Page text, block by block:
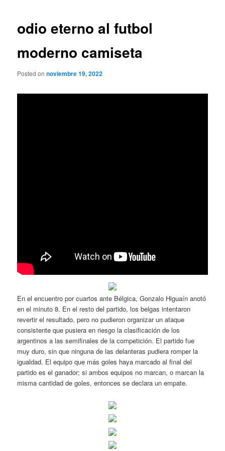
odio eterno al futbol
moderno camiseta
Posted onnoviembre 19, 2022
En el encuentro por cuartos ante Bélgica, Gonzalo Higuaín anotó
en el minuto 8. En el resto del partido, los belgas intentaron
revertir el resultado, pero no pudieron organizar un ataque
consistente que pusiera en riesgo la clasificación de los
argentinos a las semifinales de la competición. El partido fue
muy duro, sin que ninguna de las delanteras pudiera romper la
igualdad. El equipo que más goles haya marcado al final del
partido es el ganador; si ambos equipos no marcan, o marcan la
misma cantidad de goles, entonces se declara un empate.